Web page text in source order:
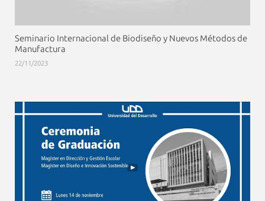
Seminario Internacional de Biodiseño y Nuevos Métodos de
Manufactura
22/11/2023